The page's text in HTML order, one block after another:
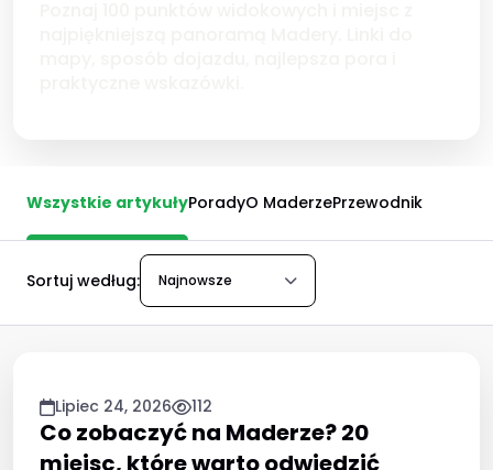
Wszystkie artykułyPoradyO MaderzePrzewodnik
Sortuj według: Najnowsze
Lipiec 24, 2026 112
Co zobaczyć na Maderze? 20
miejsc, które warto odwiedzić